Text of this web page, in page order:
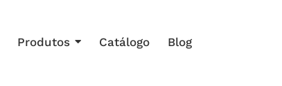
Produtos Catálogo Blog